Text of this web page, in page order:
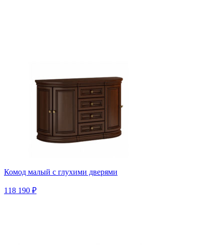
Комод малый с глухими дверями
118 190 ₽